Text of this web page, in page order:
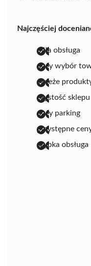
Najczęściej
miła obsługa
duży wybór
świeże
czystość sklepu
duży parking
przystępne
szybka obsługa